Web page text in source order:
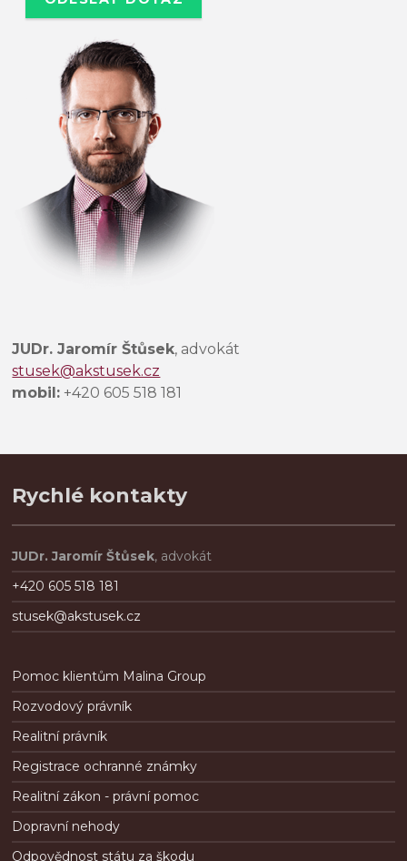
o
r
JUDr. Jaromír Štůsek, advokát
stusek@akstusek.cz
mobil: +420 605 518 181
Rychlé kontakty
JUDr. Jaromír Štůsek, advokát
+420 605 518 181
stusek@akstusek.cz
Pomoc klientům Malina Group
Rozvodový právník
Realitní právník
Registrace ochranné známky
Realitní zákon - právní pomoc
Dopravní nehody
Odpovědnost státu za škodu